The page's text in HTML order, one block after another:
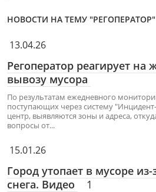
НОВОСТИ НА ТЕМУ "РЕГОПЕРАТОР"
13.04.26
Регоператор реагирует
вывозу мусора
По результатам ежедневного
поступающих через систему
центр, выявляются зоны и адреса,
вопросы от...
15.01.26
Город утопает в мусоре
снега. Видео
1